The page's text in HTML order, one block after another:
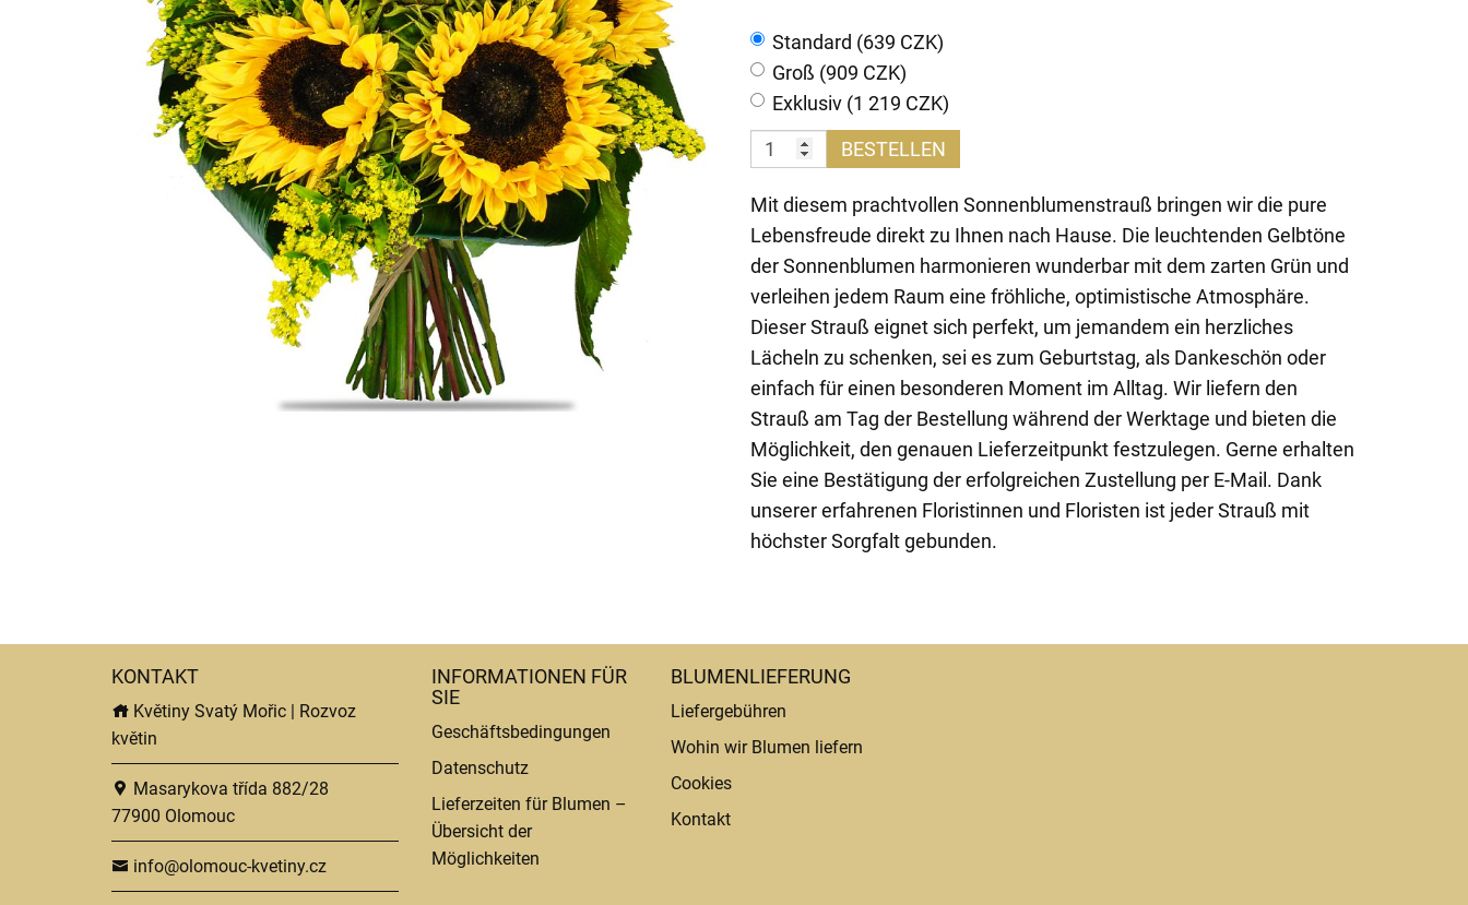
Standard (639 CZK)
Groß (909 CZK)
Exklusiv (1 219 CZK)
BESTELLEN
Mit diesem prachtvollen Sonnenblumenstrauß bringen wir die pure
Lebensfreude direkt zu Ihnen nach Hause. Die leuchtenden Gelbtöne
der Sonnenblumen harmonieren wunderbar mit dem zarten Grün und
verleihen jedem Raum eine fröhliche, optimistische Atmosphäre.
Dieser Strauß eignet sich perfekt, um jemandem ein herzliches
Lächeln zu schenken, sei es zum Geburtstag, als Dankeschön oder
einfach für einen besonderen Moment im Alltag. Wir liefern den
Strauß am Tag der Bestellung während der Werktage und bieten die
Möglichkeit, den genauen Lieferzeitpunkt festzulegen. Gerne erhalten
Sie eine Bestätigung der erfolgreichen Zustellung per E-Mail. Dank
unserer erfahrenen Floristinnen und Floristen ist jeder Strauß mit
höchster Sorgfalt gebunden.
KONTAKT
Květiny Svatý Mořic | Rozvoz
květin
Masarykova třída 882/28
77900 Olomouc
info@olomouc-kvetiny.cz
INFORMATIONEN FÜR
SIE
Geschäftsbedingungen
Datenschutz
Lieferzeiten für Blumen –
Übersicht der
Möglichkeiten
BLUMENLIEFERUNG
Liefergebühren
Wohin wir Blumen liefern
Cookies
Kontakt